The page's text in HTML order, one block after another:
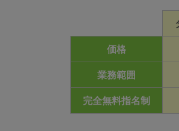
価格
業務範囲
完全無料指名制